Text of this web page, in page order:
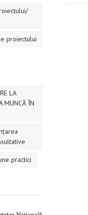
proiectului
LA
MUNCĂ ÎN
practici